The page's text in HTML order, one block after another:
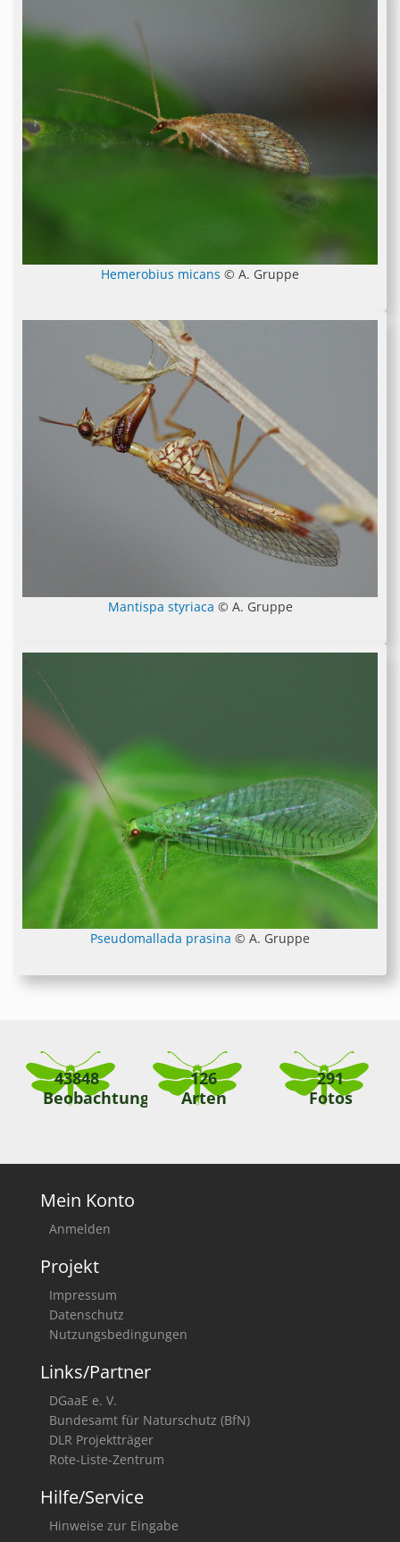
Hemerobius micans © A. Gruppe
Mantispa styriaca © A. Gruppe
Pseudomallada prasina © A. Gruppe
43848
Beobachtungen
126
Arten
291
Fotos
Mein Konto
Anmelden
Projekt
Impressum
Datenschutz
Nutzungsbedingungen
Links/Partner
DGaaE e. V.
Bundesamt für Naturschutz (BfN)
DLR Projektträger
Rote-Liste-Zentrum
Hilfe/Service
Hinweise zur Eingabe